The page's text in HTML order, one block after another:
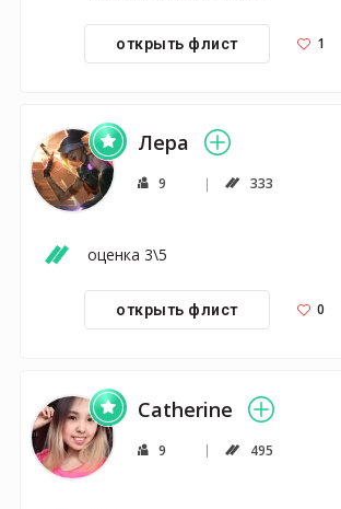
открыть флист 1
Лера
9 333
оценка 3\5
открыть флист 0
Catherine
9 495